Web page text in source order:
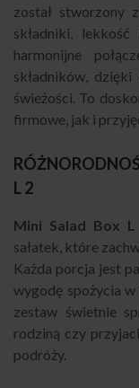
został stworzony
składniki,
harmonijne
składników,
świeżości. To
firmowe, jak i
L 2
Mini Salad Box
sałatek, które
Każda porcja jest
wygodę spożycia
zestaw świetnie
rodziną czy
podróży.